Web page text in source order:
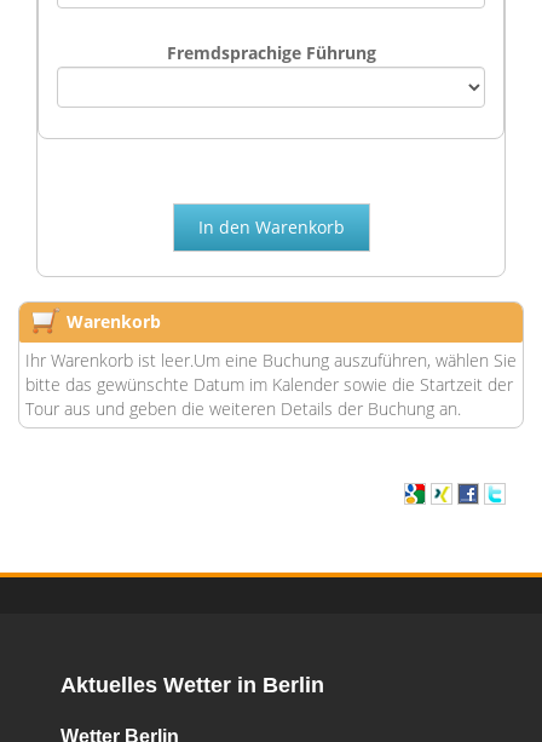
Fremdsprachige Führung
Warenkorb
Ihr Warenkorb ist leer.Um eine Buchung auszuführen, wählen Sie
bitte das gewünschte Datum im Kalender sowie die Startzeit der
Tour aus und geben die weiteren Details der Buchung an.
Aktuelles Wetter in Berlin
Wetter Berlin